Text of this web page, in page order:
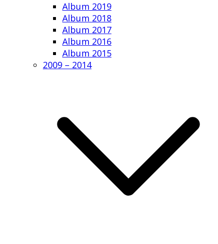
Album 2019
Album 2018
Album 2017
Album 2016
Album 2015
2009 – 2014